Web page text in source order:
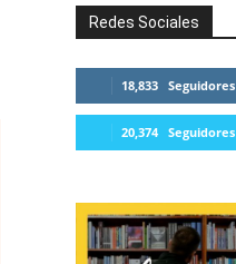
Redes Sociales
18,833 Seguidores
20,374 Seguidores